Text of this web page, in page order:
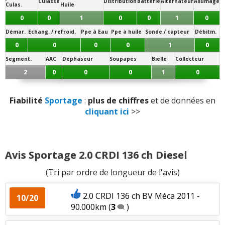
Visibilité avant:1n'aime pas
Volume de coffre: 1aime
Nombre de rangements:1n'aime pas
Puissance moteur et relances
n'aime pas
Couple moteur: 1aime1n'aime pas
Capacité de tractage
Boîte de vitesses (agrément, longueur des
rapports):5n'aiment pas
Rapport qualité/prix:1 aime 1n'aime pas
Note des internautes :
12/20
Panne la plus signalée :
embrayage
Culas.
Huile
0 0 1 0 0 1 0
Démar. Echang. / refroid. Ppe à Eau Ppe à huile Sonde / capteur Débitm.
0 0 0 0 1 0
Segment. AAC Dephaseur Soupapes Bielle Collecteur
2 0 0 0 1 0
Fiabilité Sportage : plus de chiffreset de données en
cliquant ici >>
Avis Sportage 2.0 CRDI 136 ch Diesel
(Tri par ordre de longueur de l'avis)
10/20
2.0 CRDI 136 ch BV Méca 2011 -
90.000km (3 )